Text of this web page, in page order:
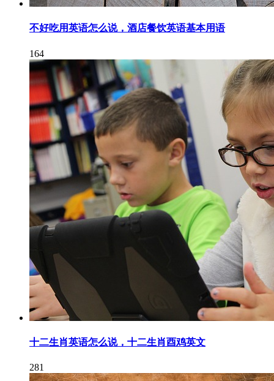
不好吃用英语怎么说，酒店餐饮英语基本用语
164
十二生肖英语怎么说，十二生肖酉鸡英文
281